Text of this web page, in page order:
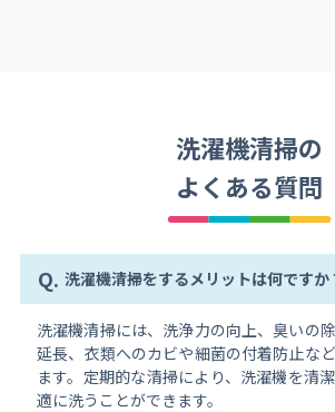
洗濯機清掃の
よくある質問
Q. 洗濯機清掃をするメリットは何ですか
洗濯機清掃には、洗浄力の向上、臭いの
延長、衣類へのカビや細菌の付着防止な
ます。定期的な清掃により、洗濯機を清
適に洗うことができます。